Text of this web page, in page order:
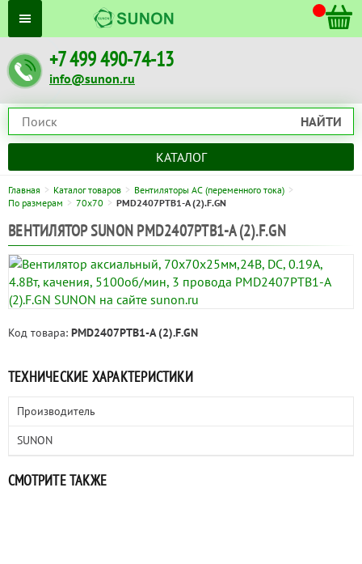
+7 499 490-74-13
info@sunon.ru
НАЙТИ
КАТАЛОГ
Главная Каталог товаров
Вентиляторы AC (переменного тока)
По размерам
70x70 PMD2407PTB1-A (2).F.GN
ВЕНТИЛЯТОР SUNON PMD2407PTB1-A (2).F.GN
Код товара: PMD2407PTB1-A (2).F.GN
ТЕХНИЧЕСКИЕ ХАРАКТЕРИСТИКИ
Производитель
SUNON
СМОТРИТЕ ТАКЖЕ